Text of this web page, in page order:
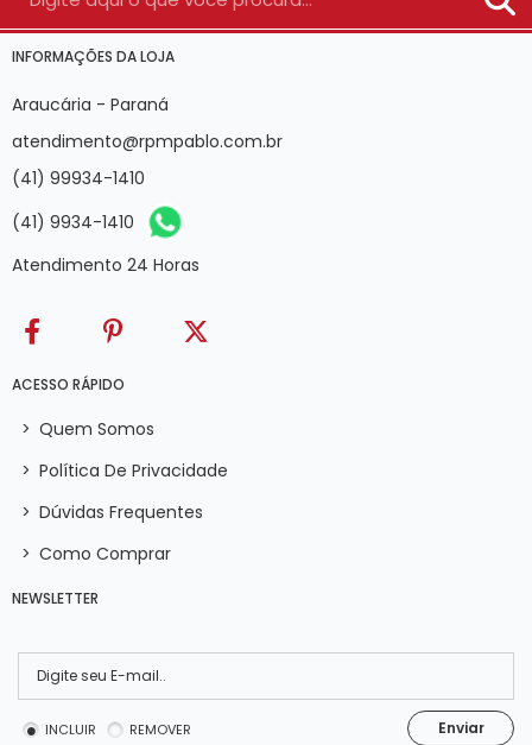
INFORMAÇÕES DA LOJA
Araucária - Paraná
atendimento@rpmpablo.com.br
(41) 99934-1410
(41) 9934-1410
Atendimento 24 Horas
ACESSO RÁPIDO
> Quem Somos
> Política De Privacidade
> Dúvidas Frequentes
> Como Comprar
NEWSLETTER
INCLUIR REMOVER Enviar